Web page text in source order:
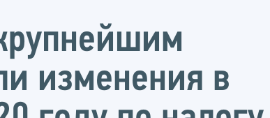
изменения в